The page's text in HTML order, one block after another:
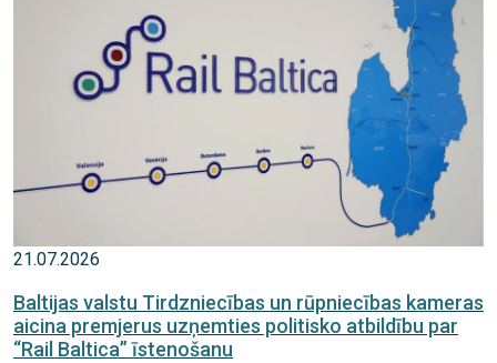
21.07.2026
Baltijas valstu Tirdzniecības un rūpniecības kameras
aicina premjerus uzņemties politisko atbildību par
“Rail Baltica” īstenošanu